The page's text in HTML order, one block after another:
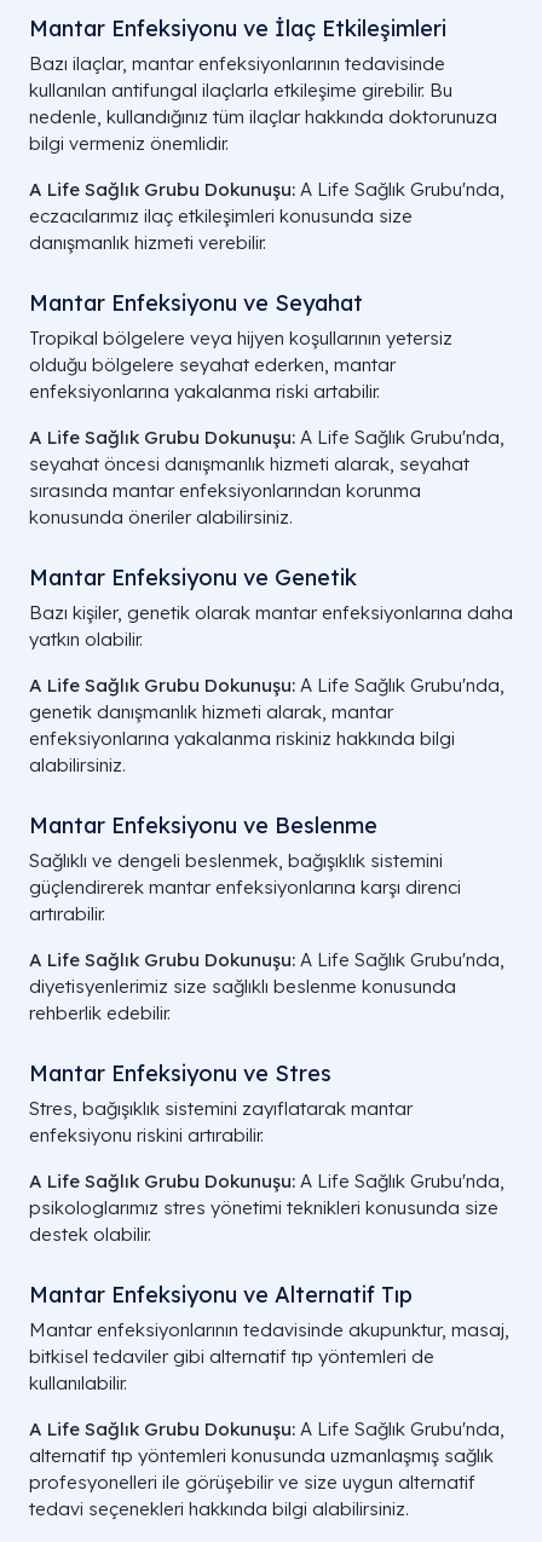
Mantar Enfeksiyonu ve İlaç Etkileşimleri
Bazı ilaçlar, mantar enfeksiyonlarının tedavisinde
kullanılan antifungal ilaçlarla etkileşime girebilir. Bu
nedenle, kullandığınız tüm ilaçlar hakkında doktorunuza
bilgi vermeniz önemlidir.
A Life Sağlık Grubu Dokunuşu: A Life Sağlık Grubu'nda,
eczacılarımız ilaç etkileşimleri konusunda size
danışmanlık hizmeti verebilir.
Mantar Enfeksiyonu ve Seyahat
Tropikal bölgelere veya hijyen koşullarının yetersiz
olduğu bölgelere seyahat ederken, mantar
enfeksiyonlarına yakalanma riski artabilir.
A Life Sağlık Grubu Dokunuşu: A Life Sağlık Grubu'nda,
seyahat öncesi danışmanlık hizmeti alarak, seyahat
sırasında mantar enfeksiyonlarından korunma
konusunda öneriler alabilirsiniz.
Mantar Enfeksiyonu ve Genetik
Bazı kişiler, genetik olarak mantar enfeksiyonlarına daha
yatkın olabilir.
A Life Sağlık Grubu Dokunuşu: A Life Sağlık Grubu'nda,
genetik danışmanlık hizmeti alarak, mantar
enfeksiyonlarına yakalanma riskiniz hakkında bilgi
alabilirsiniz.
Mantar Enfeksiyonu ve Beslenme
Sağlıklı ve dengeli beslenmek, bağışıklık sistemini
güçlendirerek mantar enfeksiyonlarına karşı direnci
artırabilir.
A Life Sağlık Grubu Dokunuşu: A Life Sağlık Grubu'nda,
diyetisyenlerimiz size sağlıklı beslenme konusunda
rehberlik edebilir.
Mantar Enfeksiyonu ve Stres
Stres, bağışıklık sistemini zayıflatarak mantar
enfeksiyonu riskini artırabilir.
A Life Sağlık Grubu Dokunuşu: A Life Sağlık Grubu'nda,
psikologlarımız stres yönetimi teknikleri konusunda size
destek olabilir.
Mantar Enfeksiyonu ve Alternatif Tıp
Mantar enfeksiyonlarının tedavisinde akupunktur, masaj,
bitkisel tedaviler gibi alternatif tıp yöntemleri de
kullanılabilir.
A Life Sağlık Grubu Dokunuşu: A Life Sağlık Grubu'nda,
alternatif tıp yöntemleri konusunda uzmanlaşmış sağlık
profesyonelleri ile görüşebilir ve size uygun alternatif
tedavi seçenekleri hakkında bilgi alabilirsiniz.